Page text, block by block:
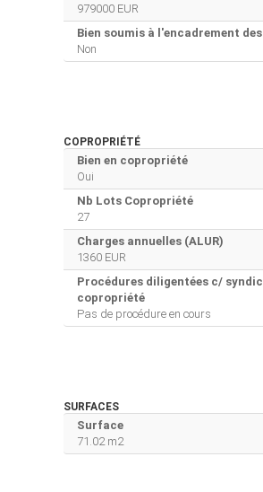
979000 EUR
Bien soumis à l'encadrement
Non
COPROPRIÉTÉ
Bien en copropriété
Oui
Nb Lots Copropriété
27
Charges annuelles (ALUR)
1360 EUR
Procédures diligentées c/
copropriété
Pas de procédure en cours
SURFACES
Surface
71.02 m2